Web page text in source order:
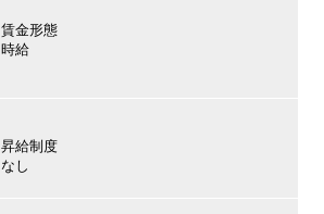
賃金形態
時給
昇給制度
なし